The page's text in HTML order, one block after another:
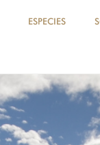
ESPECIES